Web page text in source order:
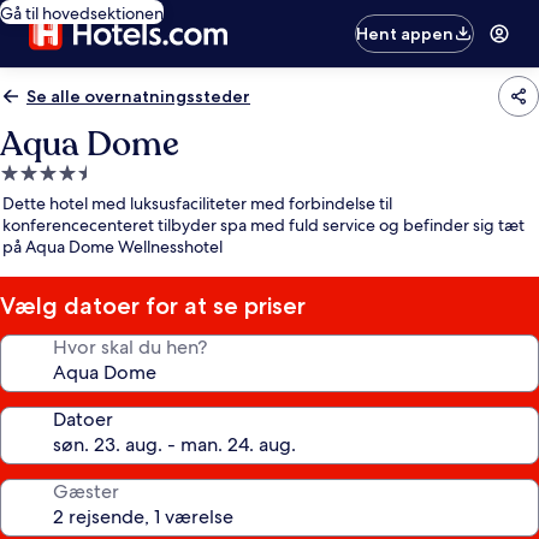
Gå til hovedsektionen
Hent appen
Se alle overnatningssteder
Aqua Dome
4.5-
stjernet
overnatningssted
Dette hotel med luksusfaciliteter med forbindelse til
konferencecenteret tilbyder spa med fuld service og befinder sig tæt
på Aqua Dome Wellnesshotel
Vælg datoer for at se priser
Hvor skal du hen?
Datoer
Gæster